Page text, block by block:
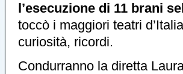
l’esecuzione di 11 brani
toccò i maggiori teatri
curiosità, ricordi.
Condurranno la diretta